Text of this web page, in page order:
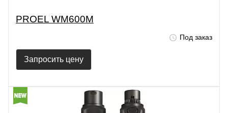
PROEL WM600M
Под заказ
Запросить цену